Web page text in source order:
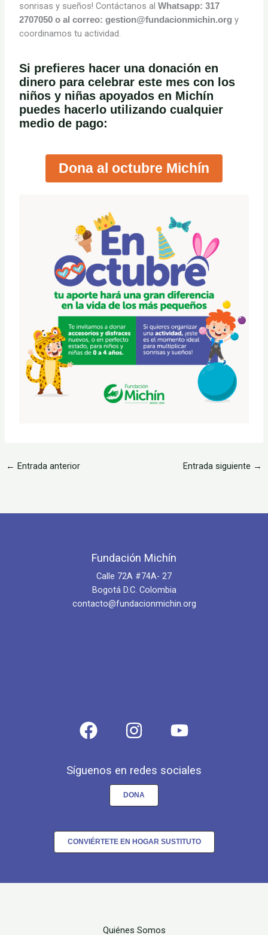
sonrisas y sueños! Contáctanos alWhatsapp: 317
2707050 o al correo: gestion@fundacionmichin.org y
coordinamos tu actividad.
Si prefieres hacer una donación en
dinero para celebrar este mes con los
niños y niñas apoyados en Michín
puedes hacerlo utilizando cualquier
medio de pago:
Dona al octubre Michín
← Entrada anterior Entrada siguiente →
Fundación Michín
Calle 72A #74A- 27
Bogotá D.C. Colombia
contacto@fundacionmichin.org
Síguenos en redes sociales
DONA
CONVIÉRTETE EN HOGAR SUSTITUTO
Quiénes Somos